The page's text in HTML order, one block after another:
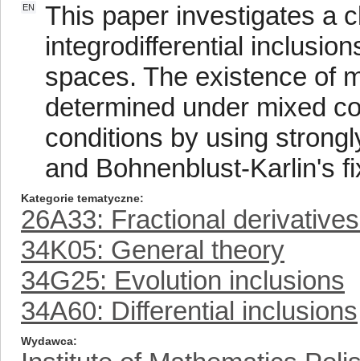
EN
This paper investigates a
integrodifferential
spaces. The existence of
determined under mixed
conditions by using
and Bohnenblust-Karlin's
Kategorie tematyczne
26A33: Fractional
34K05: General theory
34G25: Evolution inclusions
34A60: Differential inclusions
Wydawca